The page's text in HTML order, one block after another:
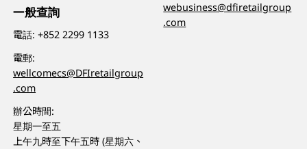
一般查詢
電話:+852 2299 1133
電郵:
wellcomecs@DFIretailgroup
.com
辦公時間:
星期一至五
上午九時至下午五時 (星期六、
webusiness@dfiretailgroup
.com